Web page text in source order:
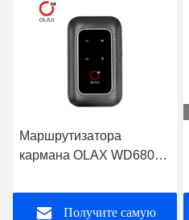
Маршрутизатора
кармана OLAX WD680
предварительного
портативный мобильный
Получите самую